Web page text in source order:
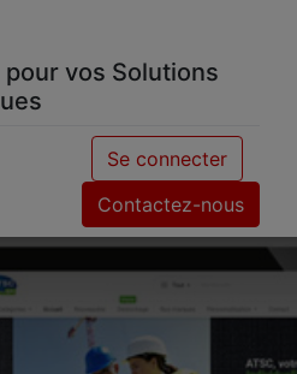
pour vos Solutions
Se connecter
Contactez-nous